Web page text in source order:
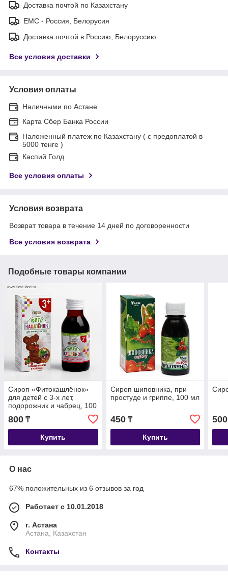
Доставка почтой по Казахстану
ЕМС - Россия, Белорусия
Доставка почтой в Россию, Белоруссию
Все условия доставки
Условия оплаты
Наличными по Астане
Карта Сбер Банка России
Наложенный платеж по Казахстану ( с предоплатой в
5000 тенге )
Каспий Голд
Все условия оплаты
Условия возврата
Возврат товара в течение 14 дней по договоренности
Все условия возврата
Подобные товары компании
Сироп «Фитокашлёнок»
для детей с 3-х лет,
подорожник и чабрец, 100
800 ₸
Купить
Сироп шиповника, при
простуде и гриппе, 100 мл
450₸
Купить
500
О нас
67% положительных из 6 отзывов за год
Работает с 10.01.2018
г. Астана
Астана, Казахстан
Контакты